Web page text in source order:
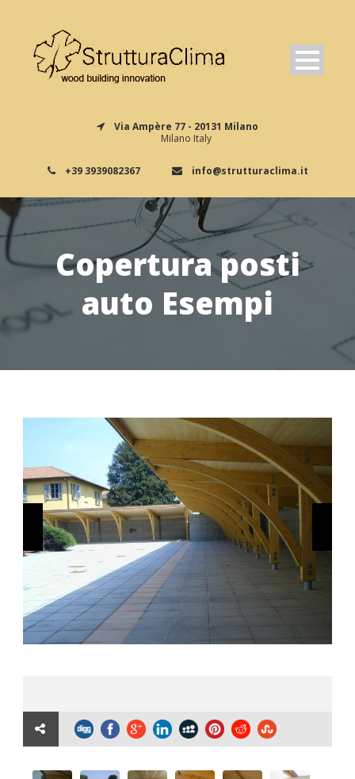
Via Ampère 77 - 20131 Milano
Milano Italy
+39 3939082367 info@strutturaclima.it
Copertura posti
auto Esempi